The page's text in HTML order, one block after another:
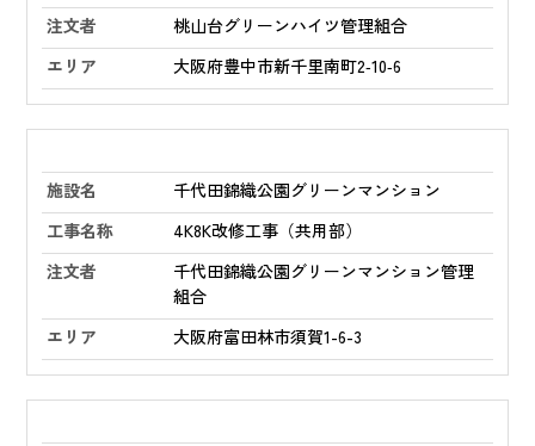
桃山台グリーンハイツ管理組合
大阪府豊中市新千里南町2‑10‑6
千代田錦織公園グリーンマンション
4K8K改修工事（共用部）
千代田錦織公園グリーンマンション管理
組合
大阪府富田林市須賀1-6-3